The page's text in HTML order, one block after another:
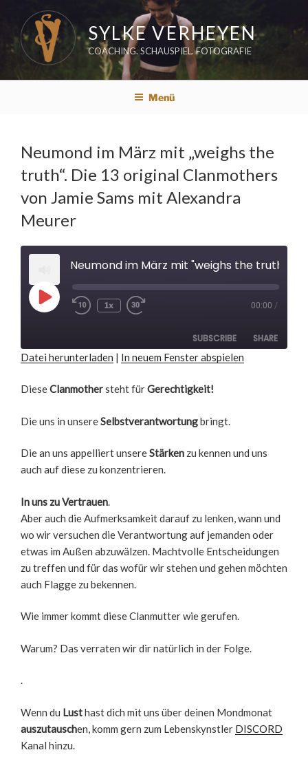
Inhalt
springen
SYLKE VERHEYEN
COACHING. SCHAUSPIEL. FOTOGRAFIE
Menü
Neumond im März mit „weighs the
truth“. Die 13 original Clanmothers
von Jamie Sams mit Alexandra
Meurer
Play
Episode
Rewind
1x 00:00 /
SUBSCRIBE SHARE
RSS FEED
Datei herunterladen | In neuem Fenster abspielen
DieseClanmothersteht fürGerechtigkeit!
Die uns in unsereSelbstverantwortungbringt.
Die an uns appelliert unsereStärken zu kennen und uns
auch auf diese zu konzentrieren.
In uns zu Vertrauen
Aber auch die Aufmerksamkeit darauf zu lenken, wann und
wo wir versuchen die Verantwortung auf jemanden oder
etwas im Außen abzuwälzen. Machtvolle Entscheidungen
zu treffen und für das wofür wir stehen und gehen möchten
auch Flagge zu bekennen.
Wie immer kommt diese Clanmutter wie gerufen.
Warum? Das verraten wir dir natürlich in der Folge.
.
Wenn du Lusthast dich mit uns über deinen Mondmonat
auszutauschen, komm gern zum Lebenskynstler DISCORD
Kanal hinzu.